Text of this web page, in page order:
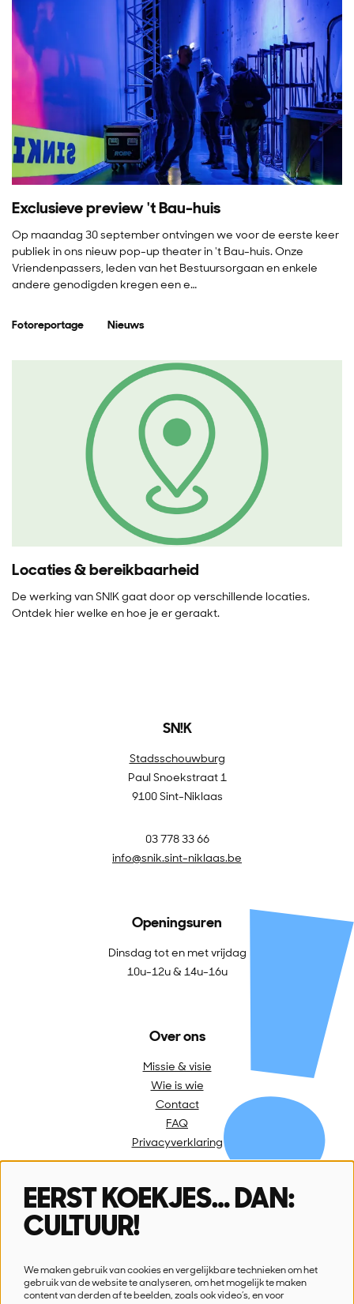
Exclusieve preview 't Bau-huis
Op maandag 30 september ontvingen we voor de eerste keer
publiek in ons nieuw pop-up theater in 't Bau-huis. Onze
Vriendenpassers, leden van het Bestuursorgaan en enkele
andere genodigden kregen een e…
Fotoreportage Nieuws
Locaties & bereikbaarheid
De werking van SN!K gaat door op verschillende locaties.
Ontdek hier welke en hoe je er geraakt.
SN!K
Stadsschouwburg
Paul Snoekstraat 1
9100 Sint-Niklaas
03 778 33 66
info@snik.sint-niklaas.be
Openingsuren
Dinsdag tot en met vrijdag
10u-12u & 14u-16u
Over ons
Missie & visie
Wie is wie
Contact
FAQ
Privacyverklaring
Volg ons
EERST KOEKJES… DAN:
CULTUUR!
We maken gebruik van cookies en vergelijkbare technieken om het
gebruik van de website te analyseren, om het mogelijk te maken
content van derden af te beelden, zoals ook video’s, en voor